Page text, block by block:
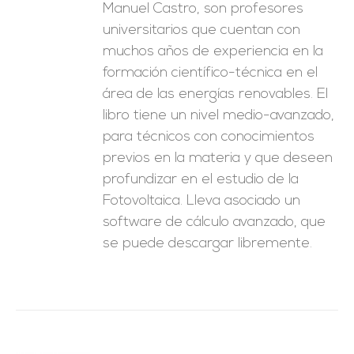
Manuel Castro, son profesores
universitarios que cuentan con
muchos años de experiencia en la
formación científico-técnica en el
área de las energías renovables. El
libro tiene un nivel medio-avanzado,
para técnicos con conocimientos
previos en la materia y que deseen
profundizar en el estudio de la
Fotovoltaica. Lleva asociado un
software de cálculo avanzado, que
se puede descargar libremente.